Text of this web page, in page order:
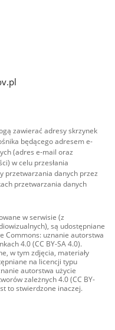
zawierać adresy skrzynek
będącego adresem e-
(adres e-mail oraz
w celu przesłania
przetwarzania danych przez
przetwarzania danych
w serwisie (z
są udostępniane
Commons: uznanie autorstwa
4.0 (CC BY-SA 4.0).
w tym zdjęcia, materiały
na licencji typu
autorstwa użycie
zależnych 4.0 (CC BY-
to stwierdzone inaczej.